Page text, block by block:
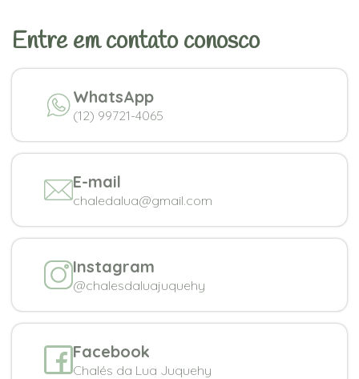
Entre em contato conosco
WhatsApp
(12) 99721-4065
E-mail
chaledalua@gmail.com
Instagram
@chalesdaluajuquehy
Facebook
Chalés da Lua Juquehy